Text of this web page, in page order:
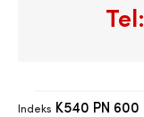
Tel:
Indeks K540 PN 600